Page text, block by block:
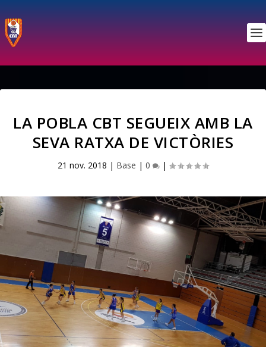
LA POBLA CBT SEGUEIX AMB LA
SEVA RATXA DE VICTÒRIES
21 nov. 2018 | Base | 0 |